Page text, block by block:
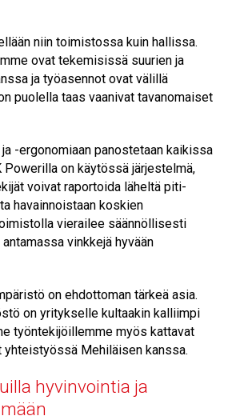
niin toimistossa kuin hallissa.
ovat tekemisissä suurien ja
ja työasennot ovat välillä
puolella taas vaanivat tavanomaiset
-ergonomiaan panostetaan kaikissa
on käytössä järjestelmä,
voivat raportoida läheltä piti-
havainnoistaan koskien
vierailee säännöllisesti
vinkkejä hyvään
on ehdottoman tärkeä asia.
on yritykselle kultaakin kalliimpi
työntekijöillemme myös kattavat
Mehiläisen kanssa.
hyvinvointia ja